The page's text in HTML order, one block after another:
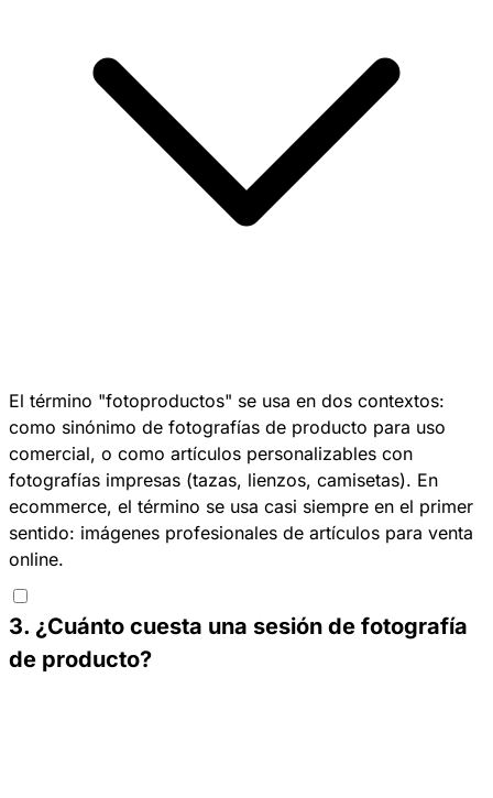
El término "fotoproductos" se usa en dos contextos:
como sinónimo de fotografías de producto para uso
comercial, o como artículos personalizables con
fotografías impresas (tazas, lienzos, camisetas). En
ecommerce, el término se usa casi siempre en el primer
sentido: imágenes profesionales de artículos para venta
online. ​
3. ¿Cuánto cuesta una sesión de fotografía
de producto?